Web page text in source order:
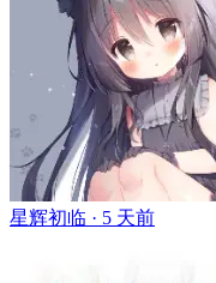
星辉初临 · 5 天前